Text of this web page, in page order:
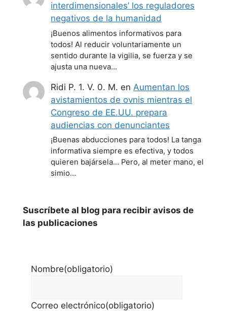
interdimensionales’ los reguladores
negativos de la humanidad
¡Buenos alimentos informativos para
todos! Al reducir voluntariamente un
sentido durante la vigilia, se fuerza y se
ajusta una nueva…
Ridi P. 1. V. 0. M. en Aumentan los
avistamientos de ovnis mientras el
Congreso de EE.UU. prepara
audiencias con denunciantes
¡Buenas abducciones para todos! La tanga
informativa siempre es efectiva, y todos
quieren bajársela... Pero, al meter mano, el
simio…
Suscríbete al blog para recibir avisos de
las publicaciones
Nombre(obligatorio)
Correo electrónico(obligatorio)